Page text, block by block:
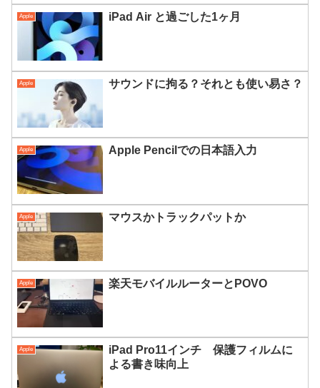
Apple iPad Air と過ごした1ヶ月
Apple サウンドに拘る？それとも使い易さ？
Apple Apple Pencilでの日本語入力
Apple マウスかトラックパットか
Apple 楽天モバイルルーターとPOVO
Apple
iPad Pro11インチ 保護フィルムに
よる書き味向上